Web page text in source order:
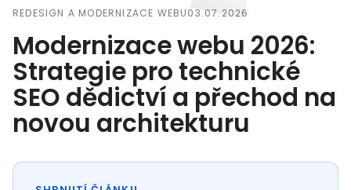
REDESIGN A MODERNIZACE WEBU03.07.2026
Modernizace webu 2026:
Strategie pro technické
SEO dědictví a přechod na
novou architekturu